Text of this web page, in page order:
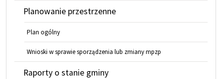
Planowanie przestrzenne
Plan ogólny
Wnioski w sprawie sporządzenia lub zmiany mpzp
Raporty o stanie gminy